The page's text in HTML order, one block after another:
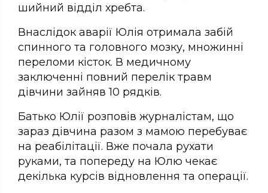
шийний відділ хребта.
Внаслідок аварії Юлія отримала забій
спинного та головного мозку, множинні
переломи кісток. В медичному
заключенні повний перелік травм
дівчини зайняв 10 рядків.
Батько Юлії розповів журналістам, що
зараз дівчина разом з мамою перебуває
на реабілітації. Вже почала рухати
руками, та попереду на Юлю чекає
декілька курсів відновлення та операції.